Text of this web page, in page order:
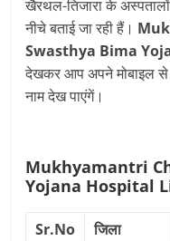
खैरथल-तिजारा के
नीचे बताई जा रही हैं।
Swasthya Bima
देखकर आप अपने मोबाइल से
नाम देख पाएंगें।
Mukhyamantri
Yojana Hospital
Sr.No जिला